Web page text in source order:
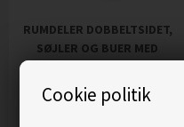
Cookie politik
RUMDELER DOBBELTSIDET,
SØJLER OG BUER MED
Pris1.689,00DKK